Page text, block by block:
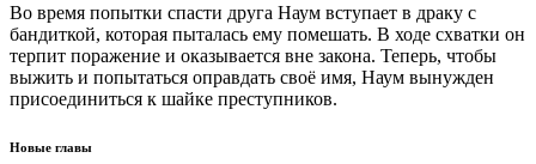
Во время попытки спасти друга Наум вступает в драку с
бандиткой, которая пыталась ему помешать. В ходе схватки он
терпит поражение и оказывается вне закона. Теперь, чтобы
выжить и попытаться оправдать своё имя, Наум вынужден
присоединиться к шайке преступников.
Новые главы